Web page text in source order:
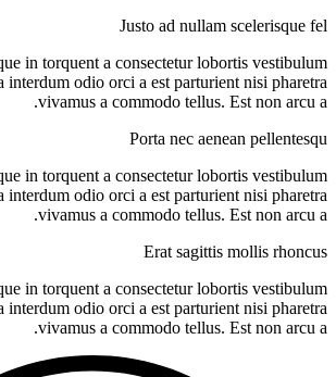
Justo ad nullam scelerisque fel
in torquent a consectetur lobortis vestibulum
interdum odio orci a est parturient nisi pharetra
vivamus a commodo tellus. Est non arcu a.
Porta nec aenean pellentesqu
in torquent a consectetur lobortis vestibulum
interdum odio orci a est parturient nisi pharetra
vivamus a commodo tellus. Est non arcu a.
Erat sagittis mollis rhoncus
in torquent a consectetur lobortis vestibulum
interdum odio orci a est parturient nisi pharetra
vivamus a commodo tellus. Est non arcu a.